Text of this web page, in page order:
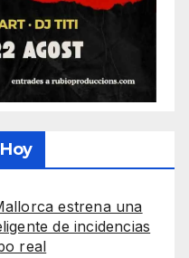
estrena una
de incidencias
real